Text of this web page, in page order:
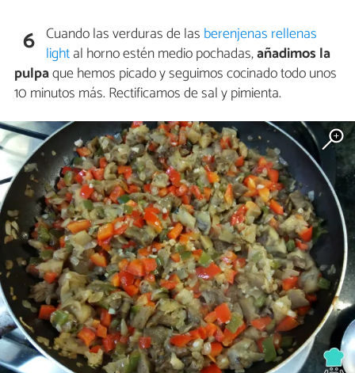
6 Cuando las verduras de las berenjenas rellenas
lightal horno estén medio pochadas,añadimos la
pulpaque hemos picado y seguimos cocinado todo unos
10 minutos más. Rectificamos de sal y pimienta.